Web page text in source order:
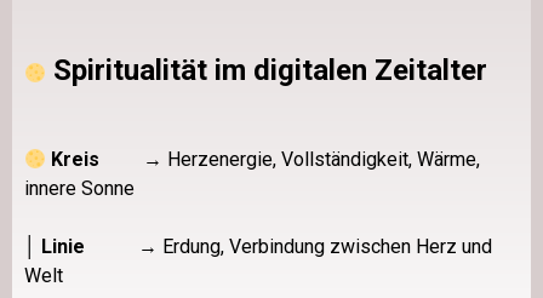
Spiritualität im digitalen Zeitalter
Kreis
→ Herzenergie, Vollständigkeit, Wärme,
innere Sonne
│ Linie
→ Erdung, Verbindung zwischen Herz und
Welt